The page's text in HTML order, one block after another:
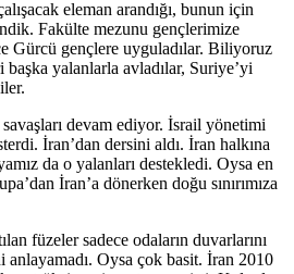
eleman arandığı, bunun için
Fakülte mezunu gençlerimize
Gürcü gençlere uyguladılar. Biliyoruz
yalanlarla avladılar, Suriye’yi
devam ediyor. İsrail yönetimi
İran’dan dersini aldı. İran halkına
da o yalanları destekledi. Oysa en
İran’a dönerken doğu sınırımıza
füzeler sadece odaların duvarlarını
anlayamadı. Oysa çok basit. İran 2010